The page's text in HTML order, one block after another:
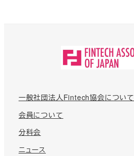
一般社団法人Fintech協会について
会員について
分科会
ニュース